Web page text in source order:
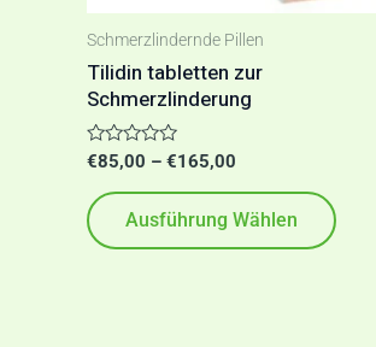
Schmerzlindernde Pillen
Tilidin tabletten zur
Schmerzlinderung
Bewertet
von
5
€85,00 – €165,00
Ausführung Wählen